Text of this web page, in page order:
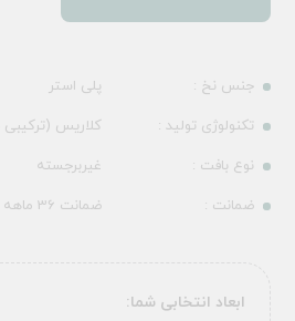
جنس نخ :
پلی استر
تکنولوژی تولید :
کلاریس
نوع بافت :
غیربرجسته
ضمانت :
ضمانت 36 ماهه
ابعاد انتخابی شما: